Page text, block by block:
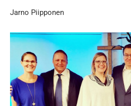
Jarno Piipponen